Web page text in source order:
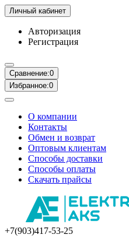
Личный кабинет
Авторизация
Регистрация
Сравнение:0
Избранное:0
О компании
Контакты
Обмен и возврат
Оптовым клиентам
Способы доставки
Способы оплаты
Скачать прайсы
+7(903)417-53-25